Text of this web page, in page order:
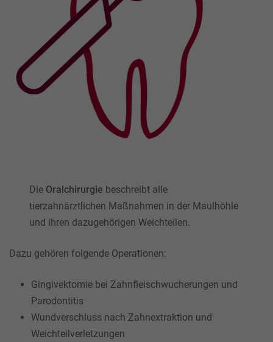
Die Oralchirurgie beschreibt alle
tierzahnärztlichen Maßnahmen in der Maulhöhle
und ihren dazugehörigen Weichteilen.
Dazu gehören folgende Operationen:
Gingivektomie bei Zahnfleischwucherungen und
Parodontitis
Wundverschluss nach Zahnextraktion und
Weichteilverletzungen